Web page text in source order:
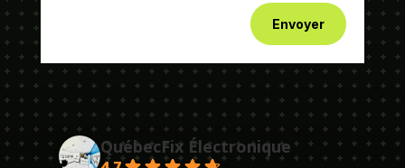
Envoyer
QuébecFix Électronique